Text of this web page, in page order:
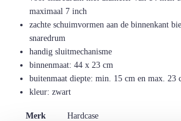
maximaal 7 inch
zachte schuimvormen aan de binnenkant
snaredrum
handig sluitmechanisme
binnenmaat: 44 x 23 cm
buitenmaat diepte: min. 15 cm en max. 23
kleur: zwart
Merk
Hardcase